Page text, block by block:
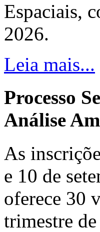
Espaciais,
2026.
Leia mais...
Processo
Análise
As
e 10 de
oferece 30
trimestre